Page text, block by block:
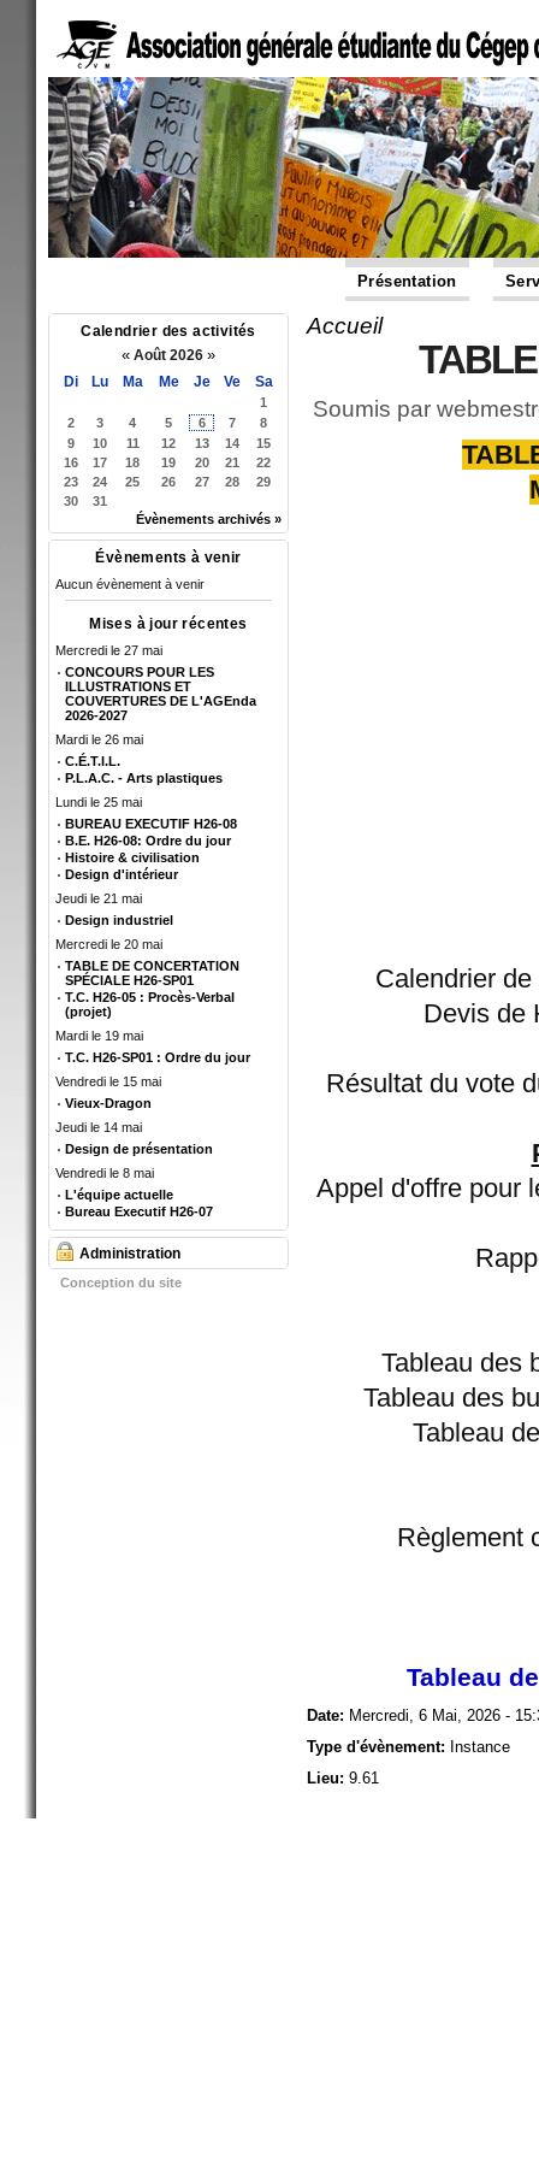
Présentation
Calendrier des activités
« Août 2026 »
Di Lu Ma Me Je Ve Sa
1
2
3 4 5 6 7
8
9
10 11 12 13 14
15
16
17 18 19 20 21
22
23
24 25 26 27 28
29
30
31
Évènements archivés »
Évènements à venir
Aucun évènement à venir
Mises à jour récentes
Mercredi le 27 mai
CONCOURS POUR LES
ILLUSTRATIONS ET
COUVERTURES DE L'AGEnda
2026-2027
Mardi le 26 mai
C.É.T.I.L.
P.L.A.C. - Arts plastiques
Lundi le 25 mai
BUREAU EXECUTIF H26-08
B.E. H26-08: Ordre du jour
Histoire & civilisation
Design d'intérieur
Jeudi le 21 mai
Design industriel
Mercredi le 20 mai
TABLE DE CONCERTATION
SPÉCIALE H26-SP01
T.C. H26-05 : Procès-Verbal
(projet)
Mardi le 19 mai
T.C. H26-SP01 : Ordre du jour
Vendredi le 15 mai
Vieux-Dragon
Jeudi le 14 mai
Design de présentation
Vendredi le 8 mai
L'équipe actuelle
Bureau Executif H26-07
Administration
Conception du site
Vous êtes ici
Accueil
Soumis par
Calendrier
Devis de
Résultat du vote
Appel d'offre pour
Tableau des
Tableau des
Tableau
Règlement
Tableau
Date: Mercredi, 6 Mai, 2026 -
Type d'évènement: Instance
Lieu: 9.61